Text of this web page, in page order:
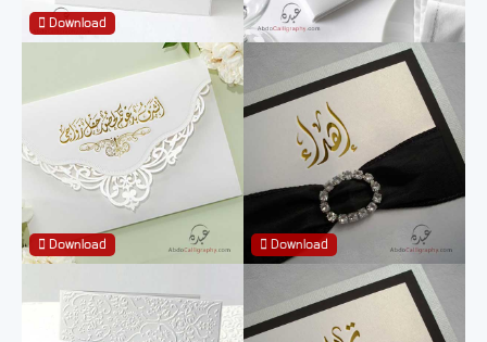
Download
Download
Download